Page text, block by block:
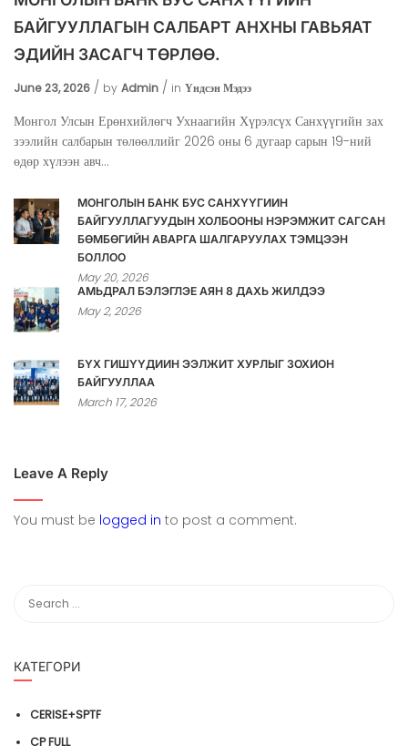
БАЙГУУЛЛАГЫН САЛБАРТ АНХНЫ ГАВЬЯАТ
ЭДИЙН ЗАСАГЧ ТӨРЛӨӨ.
June 23, 2026 by Admin in Үндсэн Мэдээ
Монгол Улсын Ерөнхийлөгч Ухнаагийн Хүрэлсүх Санхүүгийн зах
зээлийн салбарын төлөөллийг 2026 оны 6 дугаар сарын 19-ний
өдөр хүлээн авч...
МОНГОЛЫН БАНК БУС САНХҮҮГИЙН
БАЙГУУЛЛАГУУДЫН ХОЛБООНЫ НЭРЭМЖИТ САГСАН
БӨМБӨГИЙН АВАРГА ШАЛГАРУУЛАХ ТЭМЦЭЭН
БОЛЛОО
May 20, 2026
АМЬДРАЛ БЭЛЭГЛЭЕ АЯН 8 ДАХЬ ЖИЛДЭЭ
May 2, 2026
БҮХ ГИШҮҮДИЙН ЭЭЛЖИТ ХУРЛЫГ ЗОХИОН
БАЙГУУЛЛАА
March 17, 2026
Leave A Reply
You must be logged in to post a comment.
КАТЕГОРИ
CERISE+SPTF
CP FULL